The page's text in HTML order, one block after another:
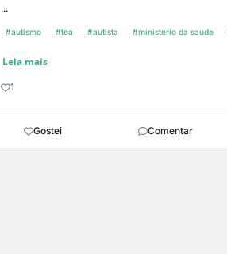
...
#autismo #tea #autista #ministerio da saude
Leia mais
1
Gostei Comentar